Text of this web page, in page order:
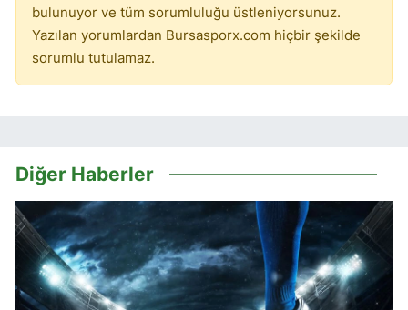
bulunuyor ve tüm sorumluluğu üstleniyorsunuz.
Yazılan yorumlardan Bursasporx.com hiçbir şekilde
sorumlu tutulamaz.
Diğer Haberler